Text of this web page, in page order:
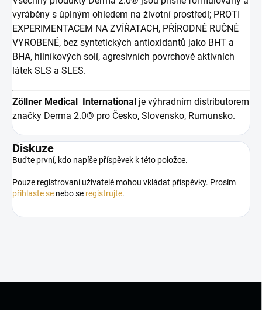
vyráběny s úplným ohledem na životní prostředí; PROTI
EXPERIMENTACEM NA ZVÍŘATACH, PŘÍRODNĚ RUČNĚ
VYROBENÉ, bez syntetických antioxidantů jako BHT a
BHA, hliníkových solí, agresivních povrchově aktivních
látek SLS a SLES.
Zöllner Medical International je výhradním distributorem
značky Derma 2.0® pro Česko, Slovensko, Rumunsko.
Diskuze
Buďte první, kdo napíše příspěvek k této položce.
Pouze registrovaní uživatelé mohou vkládat příspěvky. Prosím
přihlaste se nebo se registrujte.